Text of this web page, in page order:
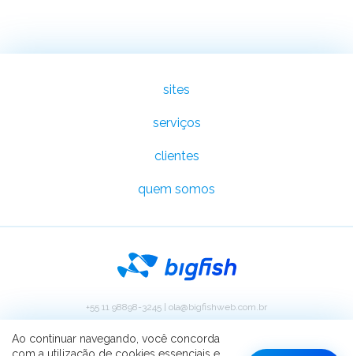
sites
serviços
clientes
quem somos
+55 11 98898-3245 | ola@bigfishweb.com.br
direitos reservados.
Ao continuar navegando, você concorda